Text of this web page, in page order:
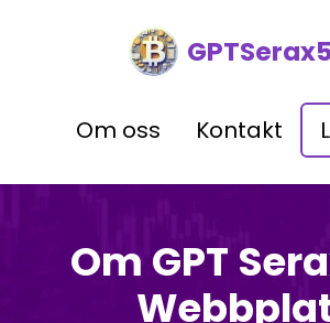
Om oss Kontakt
Om GPT